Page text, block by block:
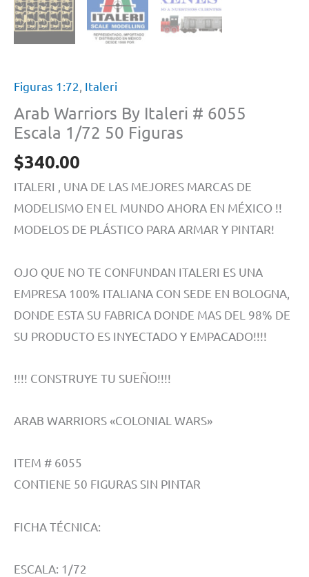
Figuras 1:72 Italeri
Arab Warriors By Italeri # 6055
Escala 1/72 50 Figuras
$340.00
ITALERI , UNA DE LAS MEJORES MARCAS DE
MODELISMO EN EL MUNDO AHORA EN MÉXICO !!
MODELOS DE PLÁSTICO PARA ARMAR Y PINTAR!
OJO QUE NO TE CONFUNDAN ITALERI ES UNA
EMPRESA 100% ITALIANA CON SEDE EN BOLOGNA,
DONDE ESTA SU FABRICA DONDE MAS DEL 98% DE
SU PRODUCTO ES INYECTADO Y EMPACADO!!!!
!!!! CONSTRUYE TU SUEÑO!!!!
ARAB WARRIORS «COLONIAL WARS»
ITEM # 6055
CONTIENE 50 FIGURAS SIN PINTAR
FICHA TÉCNICA:
ESCALA: 1/72